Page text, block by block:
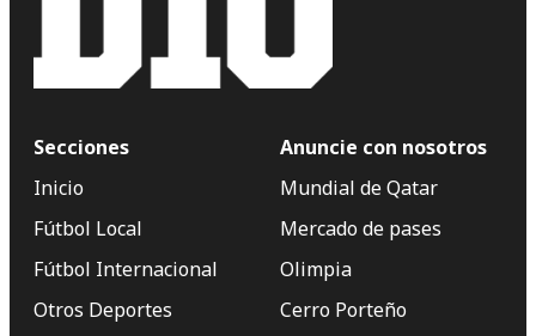
Secciones
Inicio
Fútbol Local
Fútbol Internacional
Otros Deportes
Anuncie con nosotros
Mundial de Qatar
Mercado de pases
Olimpia
Cerro Porteño